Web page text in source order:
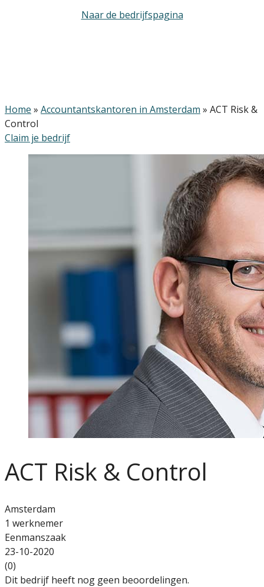
Naar de bedrijfspagina
Home » Accountantskantoren in Amsterdam » ACT Risk &
Control
Claim je bedrijf
ACT Risk & Control
Amsterdam
1 werknemer
Eenmanszaak
23-10-2020
(0)
Dit bedrijf heeft nog geen beoordelingen.